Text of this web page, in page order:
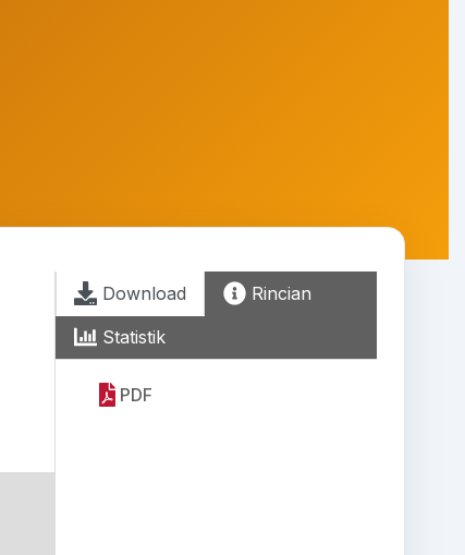
Download
Rincian
Statistik
PDF